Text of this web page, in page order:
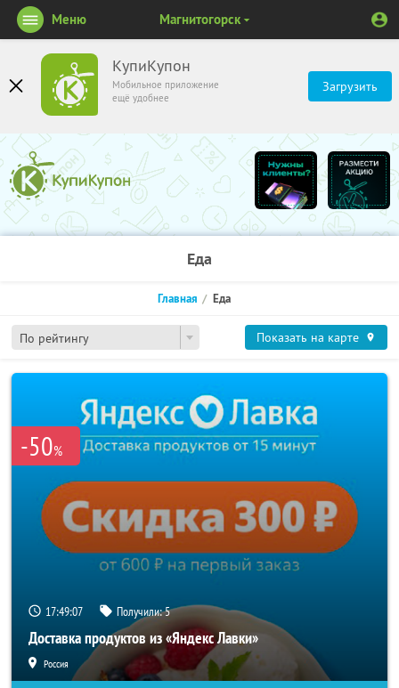
КупиКупон
Мобильное приложение
ещё удобнее
Загрузить
Меню Магнитогорск
Еда
По рейтингу
Главная Еда
Показать на карте
-50%
17:49:07 Получили:5
Доставка продуктов из «Яндекс Лавки»
Россия